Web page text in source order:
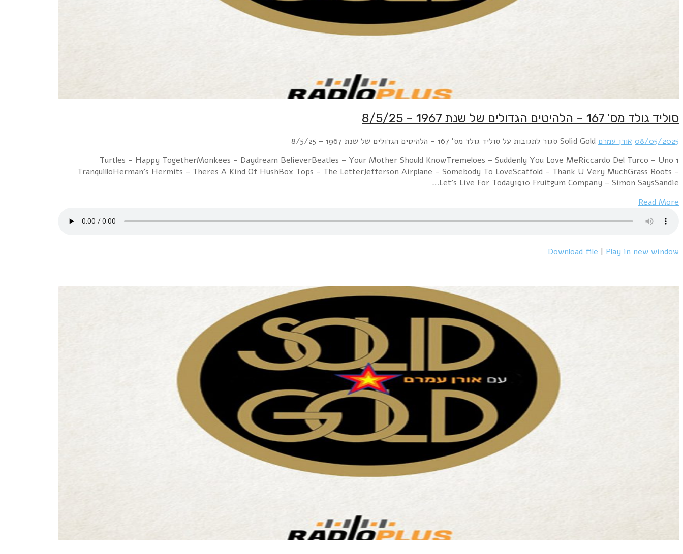
סוליד גולד מס' 167 – הלהיטים הגדולים של שנת 1967 – 8/5/25
08/05/2025 אורן עמרם Solid Gold סגור לתגובות על סוליד גולד מס' 167 – הלהיטים הגדולים של שנת 1967 – 8/5/25
1 Turtles – Happy TogetherMonkees – Daydream BelieverBeatles – Your Mother Should KnowTremeloes – Suddenly You Love MeRiccardo Del Turco – Uno
TranquilloHerman's Hermits – Theres A Kind Of HushBox Tops – The LetterJefferson Airplane – Somebody To LoveScaffold – Thank U Very MuchGrass Roots –
Let's Live For Today1910 Fruitgum Company – Simon SaysSandie…
Read More
Download file | Play in new window